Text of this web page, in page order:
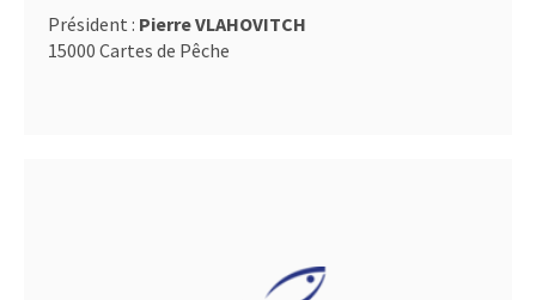
Président : Pierre VLAHOVITCH
15000 Cartes de Pêche